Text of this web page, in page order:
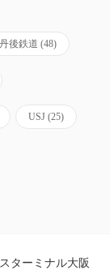
後鉄道 (48)
USJ (25)
ターミナル大阪